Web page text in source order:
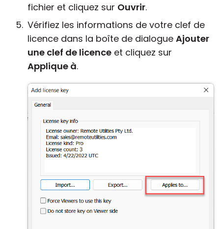
fichier et cliquez sur Ouvrir.
Vérifiez les informations de votre clef de
licence dans la boîte de dialogue Ajouter
une clef de licence et cliquez sur
Applique à.